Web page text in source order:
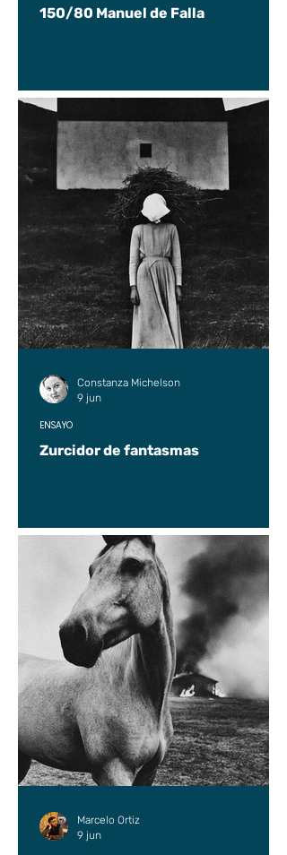
150/80 Manuel de Falla
Zurcidor de fantasmas
ENSAYO
Constanza Michelson
9 jun
Marcelo Ortiz
9 jun